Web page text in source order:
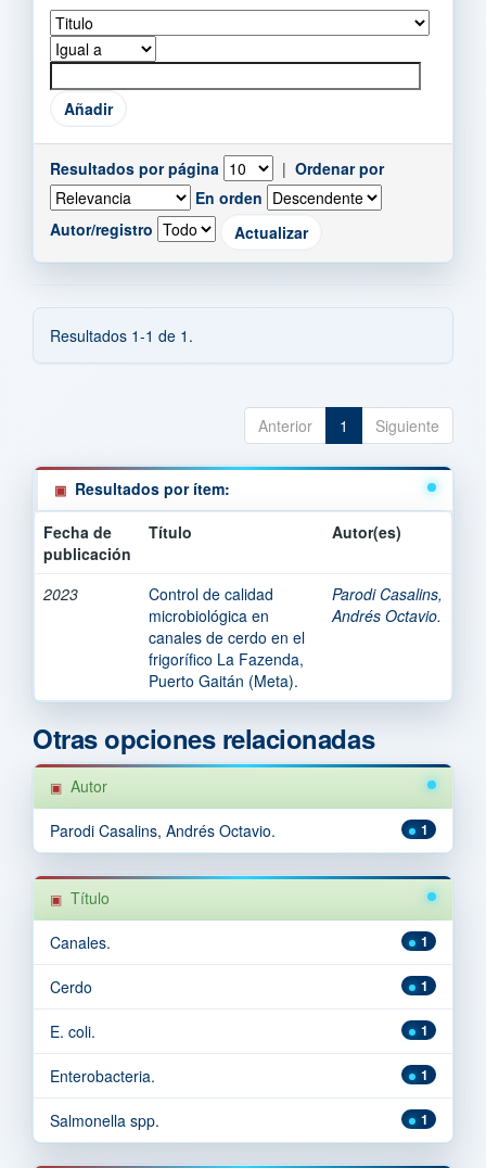
Resultados por página | Ordenar por
En orden
Autor/registro
Resultados 1-1 de 1.
Anterior 1 Siguiente
Resultados por ítem:
Fecha de
publicación
Título Autor(es)
2023
Control de calidad
microbiológica en
canales de cerdo en el
frigorífico La Fazenda,
Puerto Gaitán (Meta).
Parodi Casalins,
Andrés Octavio.
Otras opciones relacionadas
Autor
1
Parodi Casalins, Andrés Octavio.
Título
1
Canales.
1
Cerdo
1
E. coli.
1
Enterobacteria.
1
Salmonella spp.